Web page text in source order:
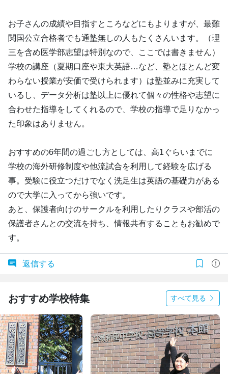
お子さんの成績や目指すところなどにもよりますが、最難
関国公立合格者でも通塾無しの人もたくさんいます。（理
三を含め医学部志望は特別なので、ここでは書きません）
学校の講座（夏期口座や東大英語…など、塾とほとんど変
わらない授業が安価で受けられます）は塾並みに充実して
いるし、データ分析は塾以上に優れて個々の性格や志望に
合わせた指導をしてくれるので、学校の指導で足りなかっ
た印象はありません。
おすすめの6年間の過ごし方としては、高1ぐらいまでに
学校の海外研修制度や他流試合を利用して経験を広げる
事。受験に役立つだけでなく洗足生は英語の基礎力がある
ので大学に入ってから強いです。
あと、保護者向けのサークルを利用したりクラスや部活の
保護者さんとの交流を持ち、情報共有することもお勧めで
す。
返信する
おすすめ学校特集 すべて見る